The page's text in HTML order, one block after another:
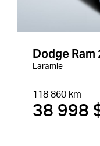
Dodge Ram
Laramie
118 860 km
38 998